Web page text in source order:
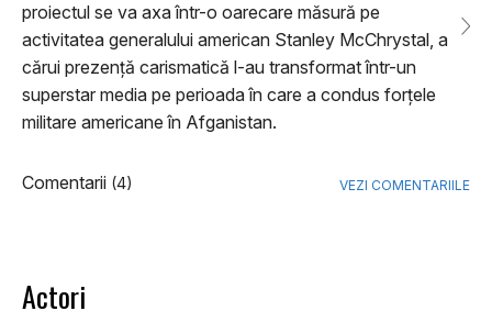
proiectul se va axa într-o oarecare măsură pe
activitatea generalului american Stanley McChrystal, a
cărui prezență carismatică l-au transformat într-un
superstar media pe perioada în care a condus forțele
militare americane în Afganistan.
Comentarii (4) VEZI COMENTARIILE
Actori